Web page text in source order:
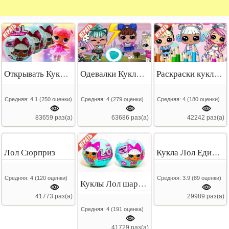
Открывать Куклы Лол
Средняя:4.1 (250 оценки)
83659 раз(а)
Одевалки Куклы Лол
Средняя: 4 (279оценки)
63686 раз(а)
Раскраски куклы lol
Средняя: 4 (180оценки)
42242 раз(а)
Лол Сюрприз
Средняя:4 (120 оценки)
41773 раз(а)
Куклы Лол шарики
Средняя: 4 (191 оценка)
Кукла Лол Единорожка
Средняя: 3.9 (89оценки)
29989 раз(а)